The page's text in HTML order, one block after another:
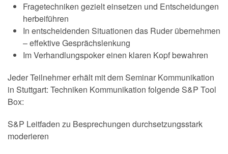
Fragetechniken gezielt einsetzen und Entscheidungen
herbeiführen
In entscheidenden Situationen das Ruder übernehmen
– effektive Gesprächslenkung
Im Verhandlungspoker einen klaren Kopf bewahren
Jeder Teilnehmer erhält mit dem Seminar Kommunikation
in Stuttgart: Techniken Kommunikation folgende S&P Tool
Box:
S&P Leitfaden zu Besprechungen durchsetzungsstark
moderieren